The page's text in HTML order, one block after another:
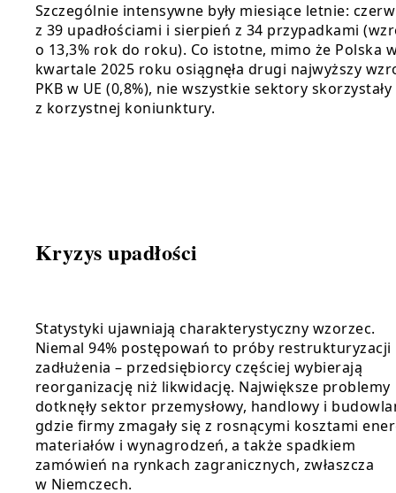
Szczególnie intensywne były miesiące letnie:
z 39 upadłościami i sierpień z 34 przypadkami
o 13,3% rok do roku). Co istotne, mimo że Polska
kwartale 2025 roku osiągnęła drugi najwyższy
PKB w UE (0,8%), nie wszystkie sektory skorzystały
z korzystnej koniunktury.
Kryzys upadłości
Statystyki ujawniają charakterystyczny wzorzec.
Niemal 94% postępowań to próby restrukturyzacji
zadłużenia – przedsiębiorcy częściej wybierają
reorganizację niż likwidację. Największe problemy
dotknęły sektor przemysłowy, handlowy i
gdzie firmy zmagały się z rosnącymi kosztami
materiałów i wynagrodzeń, a także spadkiem
zamówień na rynkach zagranicznych, zwłaszcza
w Niemczech.